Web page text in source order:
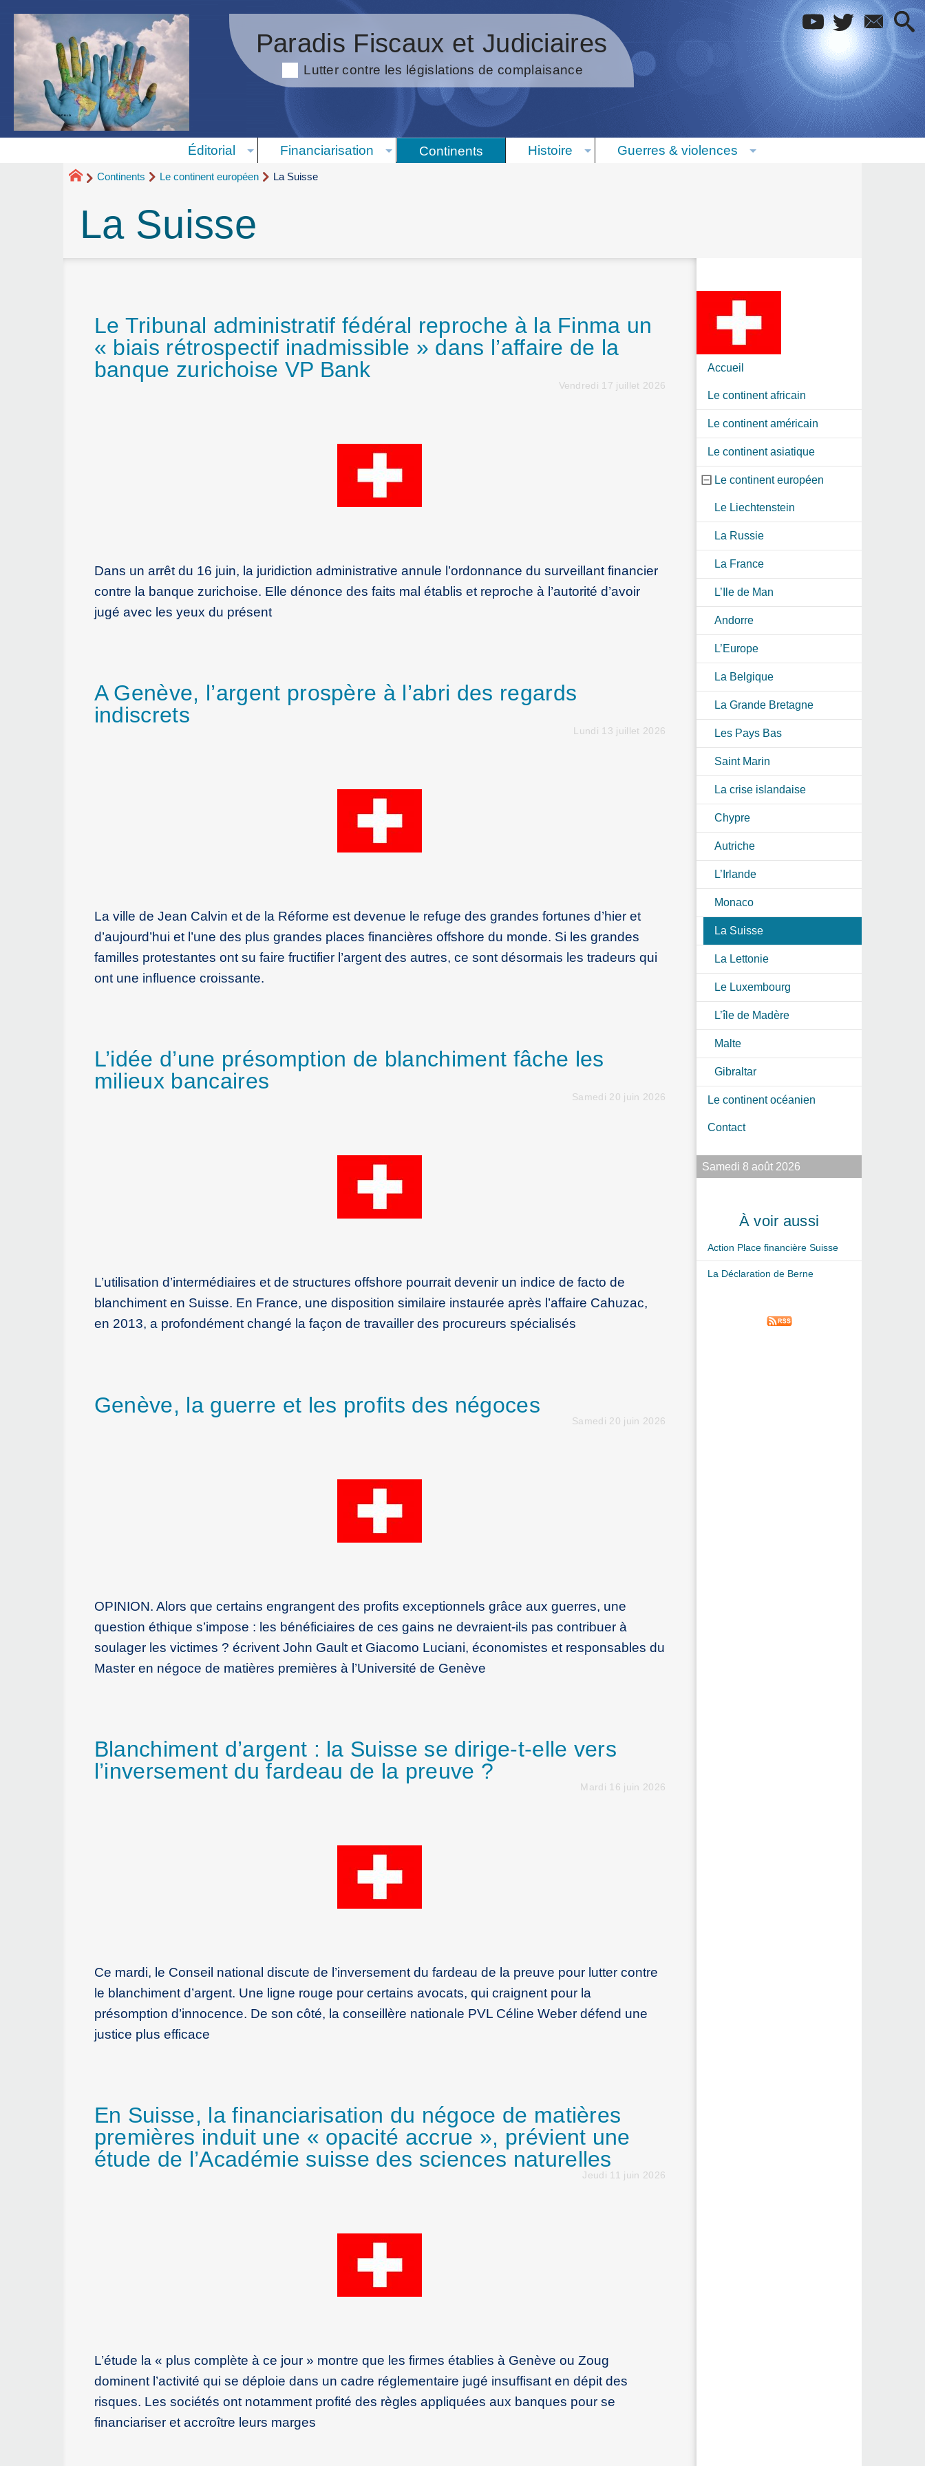
Paradis Fiscaux et Judiciaires
Lutter contre les législations de complaisance
Éditorial Financiarisation Continents Histoire Guerres & violences
Continents Le continent européen La Suisse
La Suisse
Le Tribunal administratif fédéral reproche à la Finma un
« biais rétrospectif inadmissible » dans l’affaire de la
banque zurichoise VP Bank
Vendredi 17 juillet 2026
Dans un arrêt du 16 juin, la juridiction administrative annule l’ordonnance du surveillant financier
contre la banque zurichoise. Elle dénonce des faits mal établis et reproche à l’autorité d’avoir
jugé avec les yeux du présent
A Genève, l’argent prospère à l’abri des regards
indiscrets
Lundi 13 juillet 2026
La ville de Jean Calvin et de la Réforme est devenue le refuge des grandes fortunes d’hier et
d’aujourd’hui et l’une des plus grandes places financières offshore du monde. Si les grandes
familles protestantes ont su faire fructifier l’argent des autres, ce sont désormais les tradeurs qui
ont une influence croissante.
L’idée d’une présomption de blanchiment fâche les
milieux bancaires
Samedi 20 juin 2026
L’utilisation d’intermédiaires et de structures offshore pourrait devenir un indice de facto de
blanchiment en Suisse. En France, une disposition similaire instaurée après l’affaire Cahuzac,
en 2013, a profondément changé la façon de travailler des procureurs spécialisés
Genève, la guerre et les profits des négoces
Samedi 20 juin 2026
OPINION. Alors que certains engrangent des profits exceptionnels grâce aux guerres, une
question éthique s’impose : les bénéficiaires de ces gains ne devraient-ils pas contribuer à
soulager les victimes ? écrivent John Gault et Giacomo Luciani, économistes et responsables du
Master en négoce de matières premières à l’Université de Genève
Blanchiment d’argent : la Suisse se dirige-t-elle vers
l’inversement du fardeau de la preuve ?
Mardi 16 juin 2026
Ce mardi, le Conseil national discute de l’inversement du fardeau de la preuve pour lutter contre
le blanchiment d’argent. Une ligne rouge pour certains avocats, qui craignent pour la
présomption d’innocence. De son côté, la conseillère nationale PVL Céline Weber défend une
justice plus efficace
En Suisse, la financiarisation du négoce de matières
premières induit une « opacité accrue », prévient une
étude de l’Académie suisse des sciences naturelles
Jeudi 11 juin 2026
L’étude la « plus complète à ce jour » montre que les firmes établies à Genève ou Zoug
dominent l’activité qui se déploie dans un cadre réglementaire jugé insuffisant en dépit des
risques. Les sociétés ont notamment profité des règles appliquées aux banques pour se
financiariser et accroître leurs marges
Accueil
Le continent africain
Le continent américain
Le continent asiatique
Le continent européen
Le Liechtenstein
La Russie
La France
L’Ile de Man
Andorre
L’Europe
La Belgique
La Grande Bretagne
Les Pays Bas
Saint Marin
La crise islandaise
Chypre
Autriche
L’Irlande
Monaco
La Suisse
La Lettonie
Le Luxembourg
L’île de Madère
Malte
Gibraltar
Le continent océanien
Contact
Samedi 8 août 2026
À voir aussi
Action Place financière Suisse
La Déclaration de Berne